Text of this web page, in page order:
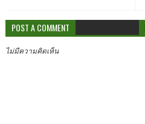
POST A COMMENT
ไม่มีความคิดเห็น